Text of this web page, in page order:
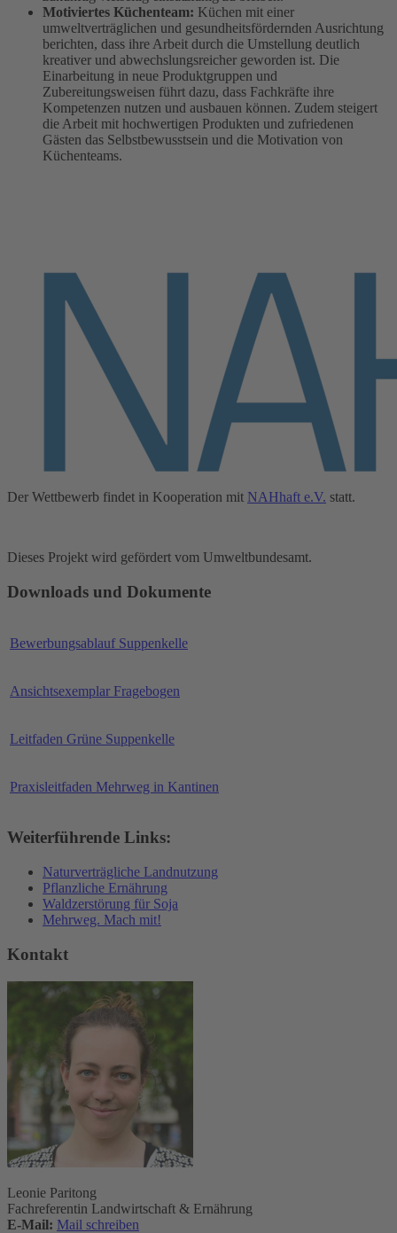
Motiviertes Küchenteam: Küchen mit einer
umweltverträglichen und gesundheitsfördernden Ausrichtung
berichten, dass ihre Arbeit durch die Umstellung deutlich
kreativer und abwechslungsreicher geworden ist. Die
Einarbeitung in neue Produktgruppen und
Zubereitungsweisen führt dazu, dass Fachkräfte ihre
Kompetenzen nutzen und ausbauen können. Zudem steigert
die Arbeit mit hochwertigen Produkten und zufriedenen
Gästen das Selbstbewusstsein und die Motivation von
Küchenteams.
Der Wettbewerb findet in Kooperation mit NAHhaft e.V. statt.
Dieses Projekt wird gefördert vom Umweltbundesamt.
Downloads und Dokumente
Bewerbungsablauf Suppenkelle
Ansichtsexemplar Fragebogen
Leitfaden Grüne Suppenkelle
Praxisleitfaden Mehrweg in Kantinen
Weiterführende Links:
Naturverträgliche Landnutzung
Pflanzliche Ernährung
Waldzerstörung für Soja
Mehrweg. Mach mit!
Kontakt
Leonie Paritong
Fachreferentin Landwirtschaft & Ernährung
E-Mail: Mail schreiben